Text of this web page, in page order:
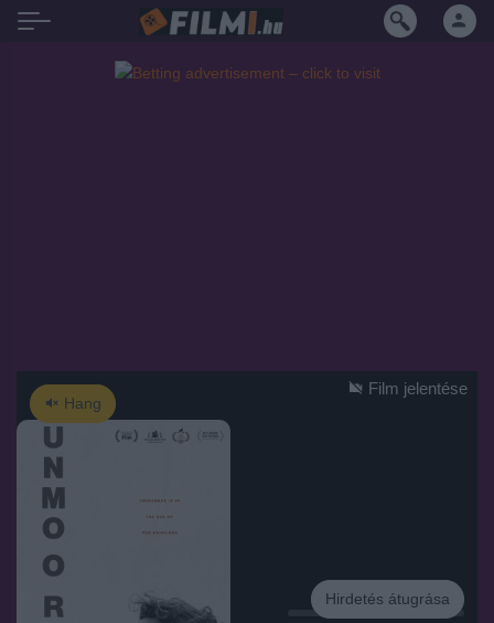
Hang
Hirdetés
Hirdetés átugrása
Film jelentése